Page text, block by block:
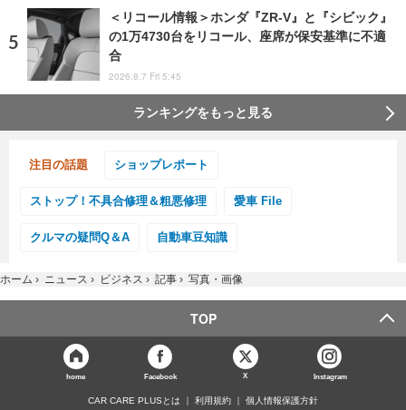
＜リコール情報＞ホンダ『ZR-V』と『シビック』
の1万4730台をリコール、座席が保安基準に不適
合
2026.8.7 Fri 5:45
ランキングをもっと見る
注目の話題 ショップレポート
ストップ！不具合修理＆粗悪修理 愛車 File
クルマの疑問Q＆A 自動車豆知識
ホーム › ニュース › ビジネス › 記事 › 写真・画像
TOP
home Facebook X Instagram
CAR CARE PLUSとは 利用規約 個人情報保護方針